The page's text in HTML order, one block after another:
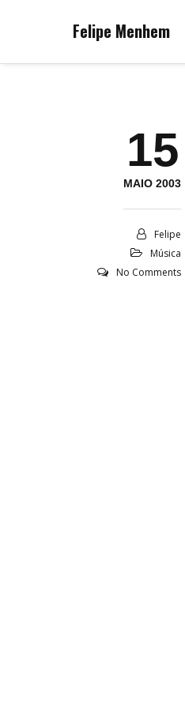
Felipe Menhem
15
MAIO 2003
Felipe
Música
No Comments